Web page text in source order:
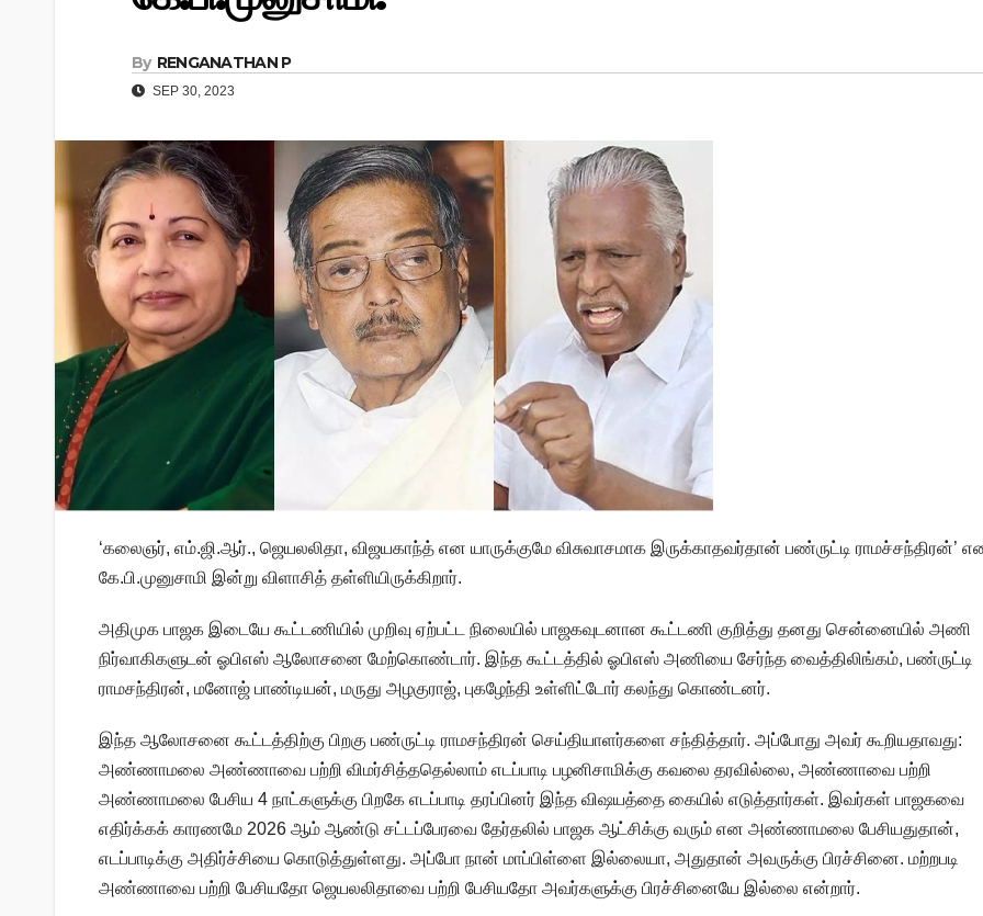
By RENGANATHAN P
SEP 30, 2023
‘கலைஞர், எம்.ஜி.ஆர்., ஜெயலலிதா, விஜயகாந்த் என யாருக்குமே விசுவாசமாக இருக்காதவர்தான் பண்ருட்டி ராமச்சந்திரன்’
கே.பி.முனுசாமி இன்று விளாசித் தள்ளியிருக்கிறார்.
அதிமுக பாஜக இடையே கூட்டணியில் முறிவு ஏற்பட்ட நிலையில் பாஜகவுடனான கூட்டணி குறித்து தனது சென்னையில் அணி
நிர்வாகிகளுடன் ஓபிஎஸ் ஆலோசனை மேற்கொண்டார். இந்த கூட்டத்தில் ஓபிஎஸ் அணியை சேர்ந்த வைத்திலிங்கம், பண்ருட்டி
ராமசந்திரன், மனோஜ் பாண்டியன், மருது அழகுராஜ், புகழேந்தி உள்ளிட்டோர் கலந்து கொண்டனர்.
இந்த ஆலோசனை கூட்டத்திற்கு பிறகு பண்ருட்டி ராமசந்திரன் செய்தியாளர்களை சந்தித்தார். அப்போது அவர் கூறியதாவது:
அண்ணாமலை அண்ணாவை பற்றி விமர்சித்ததெல்லாம் எடப்பாடி பழனிசாமிக்கு கவலை தரவில்லை, அண்ணாவை பற்றி
அண்ணாமலை பேசிய 4 நாட்களுக்கு பிறகே எடப்பாடி தரப்பினர் இந்த விஷயத்தை கையில் எடுத்தார்கள். இவர்கள் பாஜகவை
எதிர்க்கக் காரணமே 2026 ஆம் ஆண்டு சட்டப்பேரவை தேர்தலில் பாஜக ஆட்சிக்கு வரும் என அண்ணாமலை பேசியதுதான்,
எடப்பாடிக்கு அதிர்ச்சியை கொடுத்துள்ளது. அப்போ நான் மாப்பிள்ளை இல்லையா, அதுதான் அவருக்கு பிரச்சினை. மற்றபடி
அண்ணாவை பற்றி பேசியதோ ஜெயலலிதாவை பற்றி பேசியதோ அவர்களுக்கு பிரச்சினையே இல்லை என்றார்.